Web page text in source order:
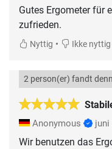
Gutes Ergometer für
zufrieden.
Nyttig • Ikke nyttig
2 person(er) fandt
Anonymous juni
Wir benutzen das